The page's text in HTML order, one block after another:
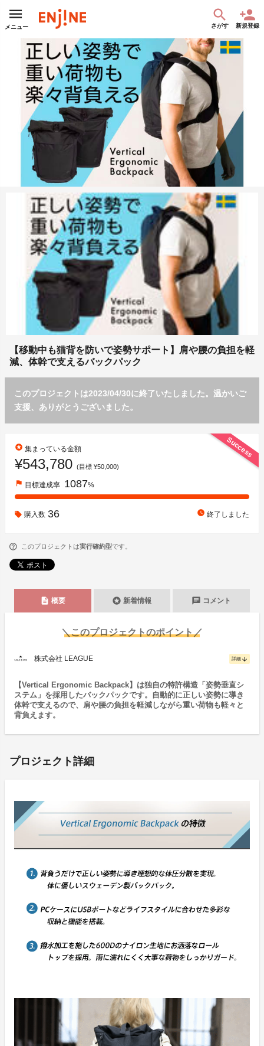
メニュー さがす 新規登録
【移動中も猫背を防いで姿勢サポート】肩や腰の負担を軽
減、体幹で支えるバックパック
このプロジェクトは2023/04/30に終了いたしました。温かいご
支援、ありがとうございました。
Success
stars 集まっている金額
¥543,780 (目標 ¥50,000)
flag 目標達成率 1087%
購入数 36 watch_later 終了しました
このプロジェクトは実行確約型です。
description 概要 stars 新着情報 chat コメント
＼このプロジェクトのポイント／
株式会社 LEAGUE 詳細 arrow_downward
【Vertical Ergonomic Backpack】は独自の特許構造「姿勢垂直シ
ステム」を採用したバックパックです。自動的に正しい姿勢に導き
体幹で支えるので、肩や腰の負担を軽減しながら重い荷物も軽々と
背負えます。
プロジェクト詳細